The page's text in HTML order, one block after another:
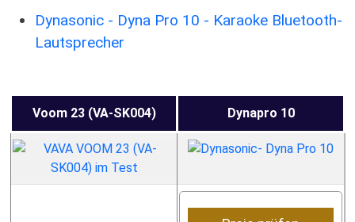
Dynasonic - Dyna Pro 10 - Karaoke Bluetooth-
Lautsprecher
Voom 23 (VA-SK004) Dynapro 10